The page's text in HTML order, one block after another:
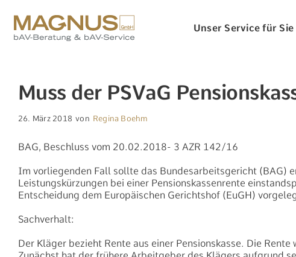
Inhalt
springen
Unser Service für Sie
Muss der PSVaG
26. März 2018 von Regina Boehm
BAG, Beschluss vom 20.02.2018- 3 AZR 142/16
Im vorliegenden Fall sollte das Bundesarbeitsgericht (BAG)
Leistungskürzungen bei einer Pensionskassenrente
Entscheidung dem Europäischen Gerichtshof (EuGH)
Sachverhalt:
Der Kläger bezieht Rente aus einer Pensionskasse. Die